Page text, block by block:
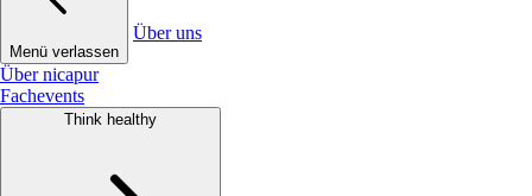
Menü verlassen
Über uns
Über nicapur
Fachevents
Think healthy